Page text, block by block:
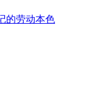
的劳动本色